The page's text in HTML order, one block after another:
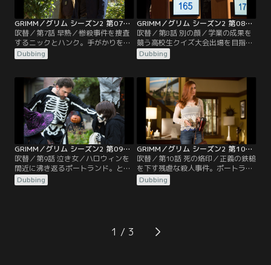
GRIMM／グリム シーズン2 第07話／吹替
吹替／第7話 早熟／惨殺事件を捜査
するニックとハンク。手がかりを追
って辿り着いたのは、娘を連れて逃
亡中の精神的に不安定な父親。調べ
ようだ。ロザリーに代わって店番を
するモンローだが、これが思ったよ
り大変だったりする。レナード警部
はジュリエットに関心を寄せている
自分に気づく。
Dubbing
GRIMM／グリム シーズン2 第08話／吹替
吹替／第8話 別の顔／学業の成果を
競う高校生クイズ大会出場を目指す
高校生の殺人現場に出向くニックと
ハンク。課外活動がいかに苛烈か、
めにコーチや親がどこまで極端な手
段に訴えるか、思い知らされること
になる。レナード警部が恋心に悩ま
されている間に、かつての仲間がヨ
ーロッパに住む警部の家族のもとへ
行っているようだ。
Dubbing
GRIMM／グリム シーズン2 第09話／吹替
吹替／第9話 泣き女／ハロウィンを
間近に沸き返るポートランド。とこ
ろが、恐ろしい幼児誘拐事件が連続
して、お祭り気分は失せる。手がか
エットもスペイン語の通訳として捜
査に参加する。事件を調べると、誘
Dubbing
GRIMM／グリム シーズン2 第10話／吹替
吹替／第10話 死の烙印／正義の鉄槌
を下す残虐な殺人事件。ポートラン
ドの魔物社会に戦慄が走る。ニック
（デヴィッド・ジュントーリ）が調
ィスティックな模倣犯なのか？一
方、ニックとの相変わらぬ状態に悩
Dubbing
1